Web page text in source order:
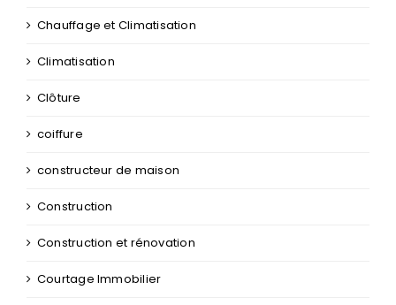
Chauffage et Climatisation
Climatisation
Clôture
coiffure
constructeur de maison
Construction
Construction et rénovation
Courtage Immobilier